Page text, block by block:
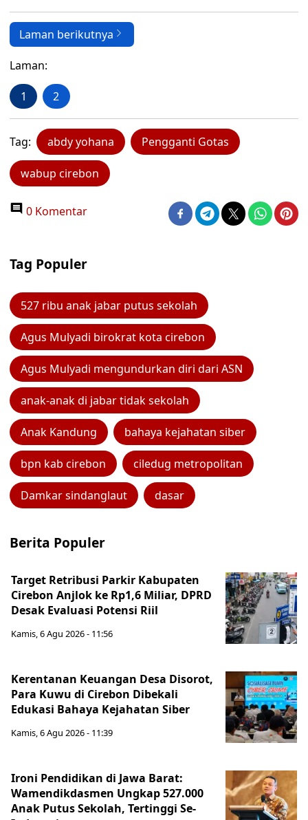
Laman berikutnya
Laman:
1 2
Tag: abdy yohana Pengganti Gotas
wabup cirebon
0 Komentar
Tag Populer
527 ribu anak jabar putus sekolah
Agus Mulyadi birokrat kota cirebon
Agus Mulyadi mengundurkan diri dari ASN
anak-anak di jabar tidak sekolah
Anak Kandung bahaya kejahatan siber
bpn kab cirebon ciledug metropolitan
Damkar sindanglaut dasar
Berita Populer
Target Retribusi Parkir Kabupaten
Cirebon Anjlok ke Rp1,6 Miliar, DPRD
Desak Evaluasi Potensi Riil
Kamis, 6 Agu 2026 - 11:56
Kerentanan Keuangan Desa Disorot,
Para Kuwu di Cirebon Dibekali
Edukasi Bahaya Kejahatan Siber
Kamis, 6 Agu 2026 - 11:39
Ironi Pendidikan di Jawa Barat:
Wamendikdasmen Ungkap 527.000
Anak Putus Sekolah, Tertinggi Se-